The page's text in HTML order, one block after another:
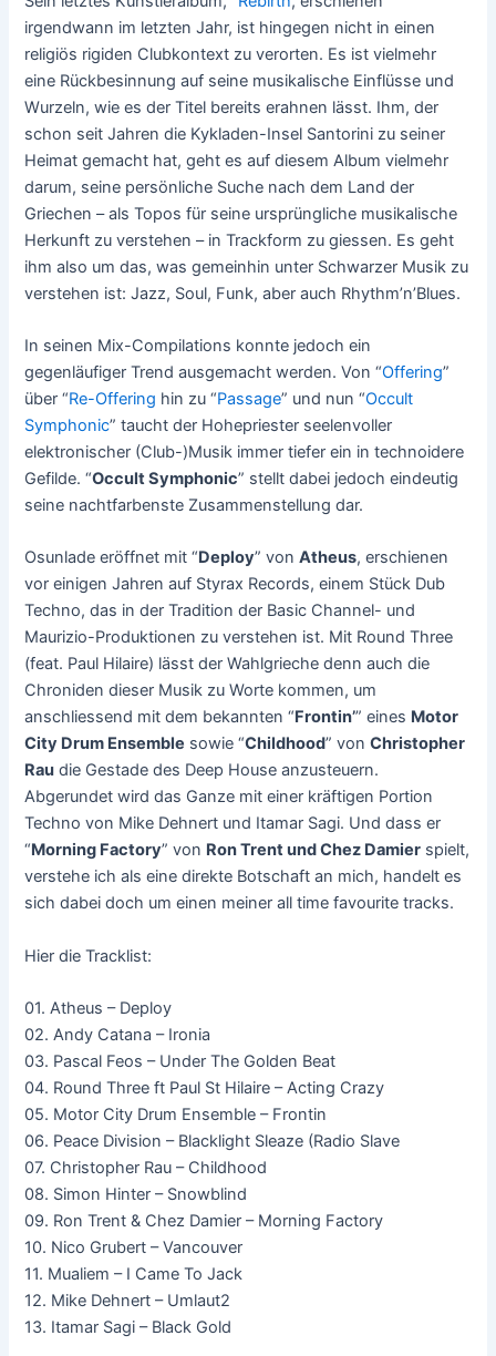
irgendwann im letzten Jahr, ist hingegen nicht in einen
religiös rigiden Clubkontext zu verorten. Es ist vielmehr
eine Rückbesinnung auf seine musikalische Einflüsse und
Wurzeln, wie es der Titel bereits erahnen lässt. Ihm, der
schon seit Jahren die Kykladen-Insel Santorini zu seiner
Heimat gemacht hat, geht es auf diesem Album vielmehr
darum, seine persönliche Suche nach dem Land der
Griechen – als Topos für seine ursprüngliche musikalische
Herkunft zu verstehen – in Trackform zu giessen. Es geht
ihm also um das, was gemeinhin unter Schwarzer Musik zu
verstehen ist: Jazz, Soul, Funk, aber auch Rhythm’n’Blues.
In seinen Mix-Compilations konnte jedoch ein
gegenläufiger Trend ausgemacht werden. Von “Offering”
über “Re-Offering hin zu “Passage” und nun “Occult
Symphonic” taucht der Hohepriester seelenvoller
elektronischer (Club-)Musik immer tiefer ein in technoidere
Gefilde. “Occult Symphonic” stellt dabei jedoch eindeutig
seine nachtfarbenste Zusammenstellung dar.
Osunlade eröffnet mit “Deploy” vonAtheus, erschienen
vor einigen Jahren auf Styrax Records, einem Stück Dub
Techno, das in der Tradition der Basic Channel- und
Maurizio-Produktionen zu verstehen ist. Mit Round Three
(feat. Paul Hilaire) lässt der Wahlgrieche denn auch die
Chroniden dieser Musik zu Worte kommen, um
anschliessend mit dem bekannten “Frontin’” eines Motor
City Drum Ensemble sowie “Childhood” vonChristopher
Rau die Gestade des Deep House anzusteuern.
Abgerundet wird das Ganze mit einer kräftigen Portion
Techno von Mike Dehnert und Itamar Sagi. Und dass er
“Morning Factory” von Ron Trent und Chez Damier spielt,
verstehe ich als eine direkte Botschaft an mich, handelt es
sich dabei doch um einen meiner all time favourite tracks.
Hier die Tracklist:
01. Atheus – Deploy
02. Andy Catana – Ironia
03. Pascal Feos – Under The Golden Beat
04. Round Three ft Paul St Hilaire – Acting Crazy
05. Motor City Drum Ensemble – Frontin
06. Peace Division – Blacklight Sleaze (Radio Slave
07. Christopher Rau – Childhood
08. Simon Hinter – Snowblind
09. Ron Trent & Chez Damier – Morning Factory
10. Nico Grubert – Vancouver
11. Mualiem – I Came To Jack
12. Mike Dehnert – Umlaut2
13. Itamar Sagi – Black Gold